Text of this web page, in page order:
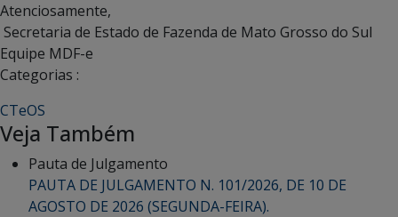
Atenciosamente,
Secretaria de Estado de Fazenda de Mato Grosso do Sul
Equipe MDF-e
Categorias :
CTeOS
Veja Também
Pauta de Julgamento
PAUTA DE JULGAMENTO N. 101/2026, DE 10 DE
AGOSTO DE 2026 (SEGUNDA-FEIRA).